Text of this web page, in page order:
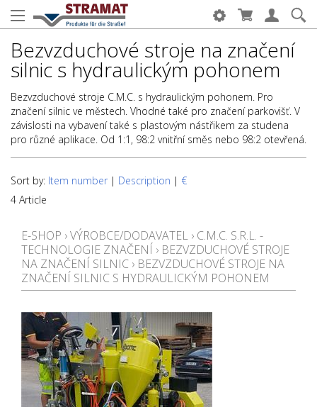
Bezvzduchové stroje na značení
silnic s hydraulickým pohonem
Bezvzduchové stroje C.M.C. s hydraulickým pohonem. Pro
značení silnic ve městech. Vhodné také pro značení parkovišť. V
závislosti na vybavení také s plastovým nástřikem za studena
pro různé aplikace. Od 1:1, 98:2 vnitřní směs nebo 98:2 otevřená.
Sort by: Item number | Description | €
4 Article
E-SHOP ›VÝROBCE/DODAVATEL › C.M.C. S.R.L. -
TECHNOLOGIE ZNAČENÍ › BEZVZDUCHOVÉ STROJE
NA ZNAČENÍ SILNIC › BEZVZDUCHOVÉ STROJE NA
ZNAČENÍ SILNIC S HYDRAULICKÝM POHONEM